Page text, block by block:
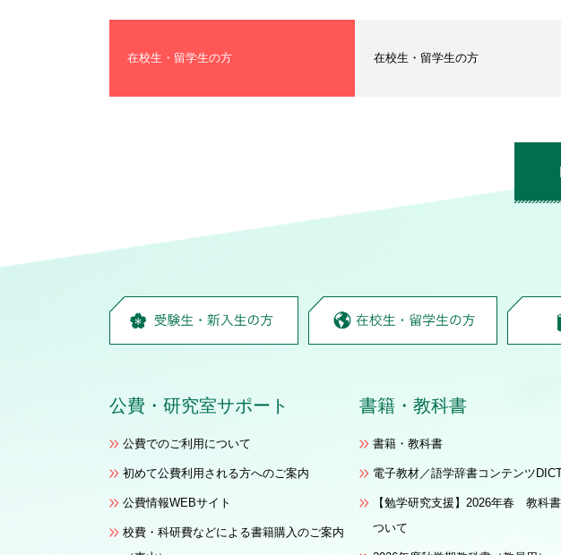
在校生・留学生の方 在校生・留学生の方
公費 ・ 研究室サポート
公費でのご利用について
初めて公費利用される方へのご案内
公費情報WEBサイト
校費・科研費などによる書籍購入のご案内
書籍・ 教科書
書籍・教科書
電子教材／語学辞書コンテンツ
【勉学研究支援】2026年春 教科
ついて